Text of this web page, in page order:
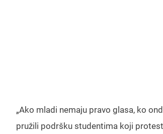
„Ako mladi nemaju pravo glasa, ko
pružili podršku studentima koji